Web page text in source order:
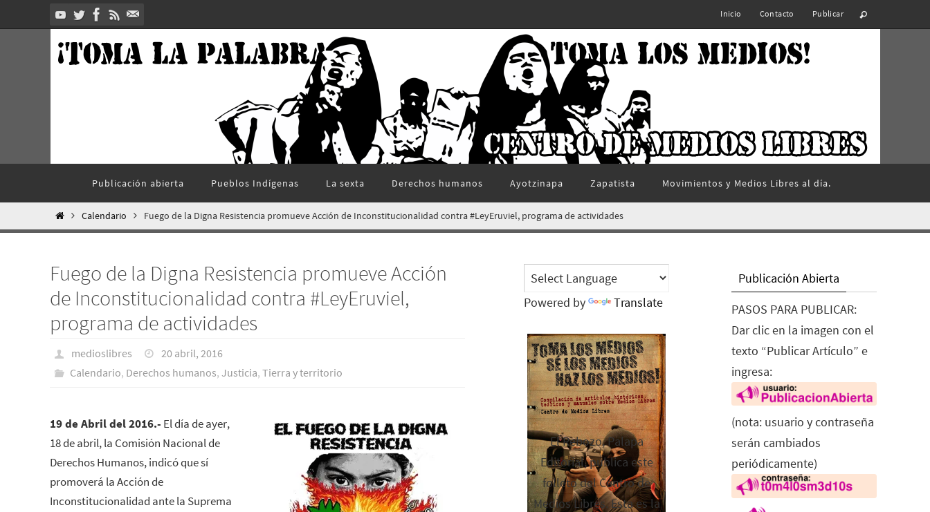
al
Inicio Contacto Publicar
contenido
Publicación abierta Pueblos Indí­genas La sexta Derechos humanos Ayotzinapa Zapatista Movimientos y Medios Libres al día.
InicioCalendario Fuego de la Digna Resistencia promueve Acción de Inconstitucionalidad contra #LeyEruviel, programa de actividades
Fuego de la Digna Resistencia promueve Acción
de Inconstitucionalidad contra #LeyEruviel,
programa de actividades
medioslibres
20 abril, 2016
Calendario, Derechos humanos, Justicia, Tierra y territorio
19 de Abril del 2016.- El día de ayer,
18 de abril, la Comisión Nacional de
Derechos Humanos, indicó que sí
promoverá la Acción de
Inconstitucionalidad ante la Suprema
Powered by Translate
El Rebozo, Palapa
Editorial, publica este
folleto del Centro de
Medios Libres. Esta es la
Publicación Abierta
PASOS PARA PUBLICAR:
Dar clic en la imagen con el
texto “Publicar Artículo” e
ingresa:
(nota: usuario y contraseña
serán cambiados
periódicamente)